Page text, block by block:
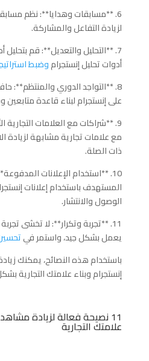
6. **مسابقات وهدايا**: نظم
لزيادة التفاعل والمشاركة.
7. **التحليل والتعديل**: قم
أدوات تحليل إنستجراموضبط
8. **التواجد الدوري والمنتظم**:
على إنستجرام لبناء قاعدة متابعين
9. **شراكات مع العلامات
مع علامات تجارية مشابهة لزيادة
ذات الصلة.
10. **استخدام الإعلانات
المستهدف باستخدام إعلانات
الوصول والانتشار.
11. **تجربة وتكرار**: لا تخشى
يعمل بشكل جيد، واستمر في
باستخدام هذه النصائح، يمكنك
إنستجرام وبناء علامتك التجارية
11 نصيحة فعالة لزيادة
علامتك التجارية